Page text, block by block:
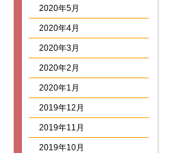
2020年5月
2020年4月
2020年3月
2020年2月
2020年1月
2019年12月
2019年11月
2019年10月